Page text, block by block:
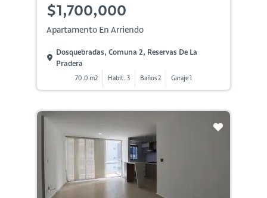
$1,700,000
Apartamento En Arriendo
Dosquebradas, Comuna 2, Reservas De La
Pradera
70.0 m2 Habit. 3 Baños 2 Garaje 1